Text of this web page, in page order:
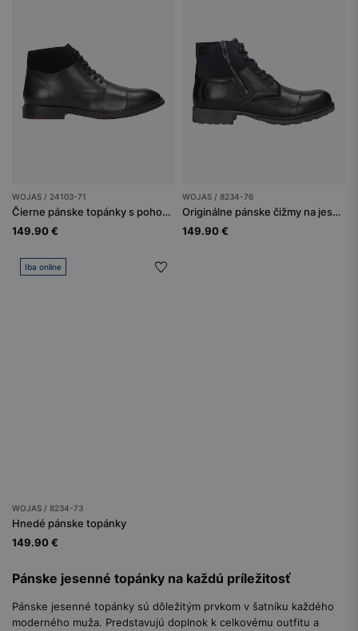
WOJAS / 24103-71
Čierne pánske topánky s pohodlným zapínaním na zips
149.90 €
WOJAS / 8234-76
Originálne pánske čižmy na jeseň z prírodnej kože
149.90 €
Iba online
WOJAS / 8234-73
Hnedé pánske topánky
149.90 €
Pánske jesenné topánky na každú príležitosť
Pánske jesenné topánky sú dôležitým prvkom v šatníku každého
moderného muža. Predstavujú doplnok k celkovému outfitu a